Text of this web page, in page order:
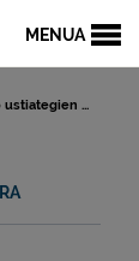
MENUA
ustiategien ...